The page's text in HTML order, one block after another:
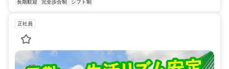
長期歓迎
完全歩合制 シフト制
正社員